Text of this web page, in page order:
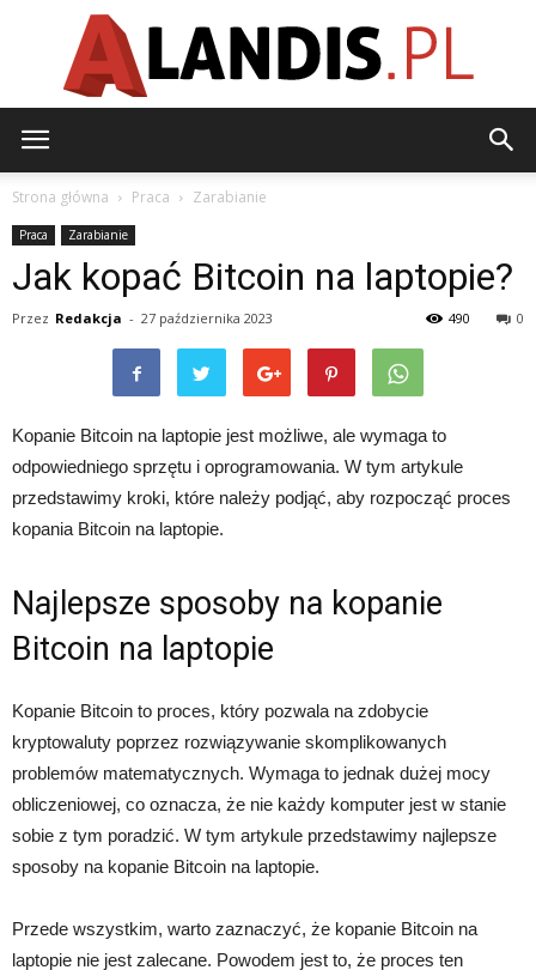
Strona główna Praca Zarabianie
Praca Zarabianie
Jak kopać Bitcoin na laptopie?
Przez Redakcja - 27 października 2023 0
490
Kopanie Bitcoin na laptopie jest możliwe, ale wymaga to
odpowiedniego sprzętu i oprogramowania. W tym artykule
przedstawimy kroki, które należy podjąć, aby rozpocząć proces
kopania Bitcoin na laptopie.
Najlepsze sposoby na kopanie
Bitcoin na laptopie
Kopanie Bitcoin to proces, który pozwala na zdobycie
kryptowaluty poprzez rozwiązywanie skomplikowanych
problemów matematycznych. Wymaga to jednak dużej mocy
obliczeniowej, co oznacza, że nie każdy komputer jest w stanie
sobie z tym poradzić. W tym artykule przedstawimy najlepsze
sposoby na kopanie Bitcoin na laptopie.
Przede wszystkim, warto zaznaczyć, że kopanie Bitcoin na
laptopie nie jest zalecane. Powodem jest to, że proces ten